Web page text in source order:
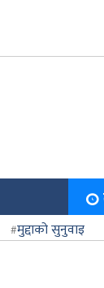
मुद्दाको सुनुवाइ